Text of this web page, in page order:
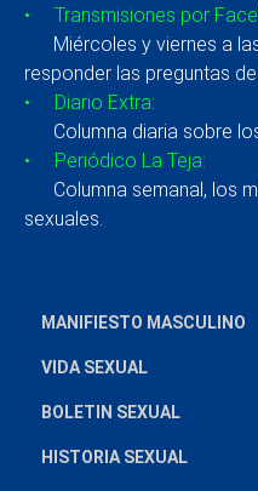
• Transmisiones por
Miércoles y viernes a
responder las preguntas
• Diario Extra:
Columna diaria sobre
• Periódico La Teja:
Columna semanal, los
sexuales.
MANIFIESTO MASCULINO
VIDA SEXUAL
BOLETIN SEXUAL
HISTORIA SEXUAL